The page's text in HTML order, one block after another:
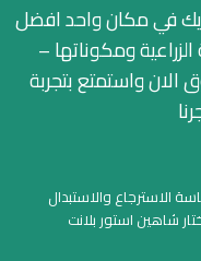
في مكان واحد افضل
الزراعية ومكوناتها –
واستمتع بتجربة
الاسترجاع والاستبدال
شاهين استور بلانت